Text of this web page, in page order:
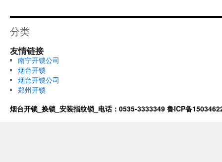
分类
友情链接
南宁开锁公司
烟台开锁
烟台开锁公司
郑州开锁
烟台开锁_换锁_安装指纹锁_电话：0535-3333349 鲁ICP备